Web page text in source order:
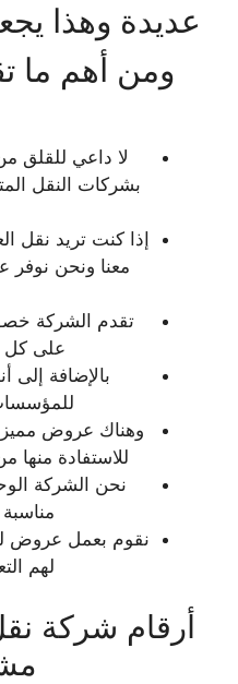
عديدة وهذا
ومن أهم ما
لا داعي للقلق
بشركات النقل
إذا كنت تريد نقل
معنا ونحن نوفر
على كل
بالإضافة إلى
وهناك عروض
للاستفادة منها
نحن الشركة
نقوم بعمل عروض
لهم
أرقام شركة